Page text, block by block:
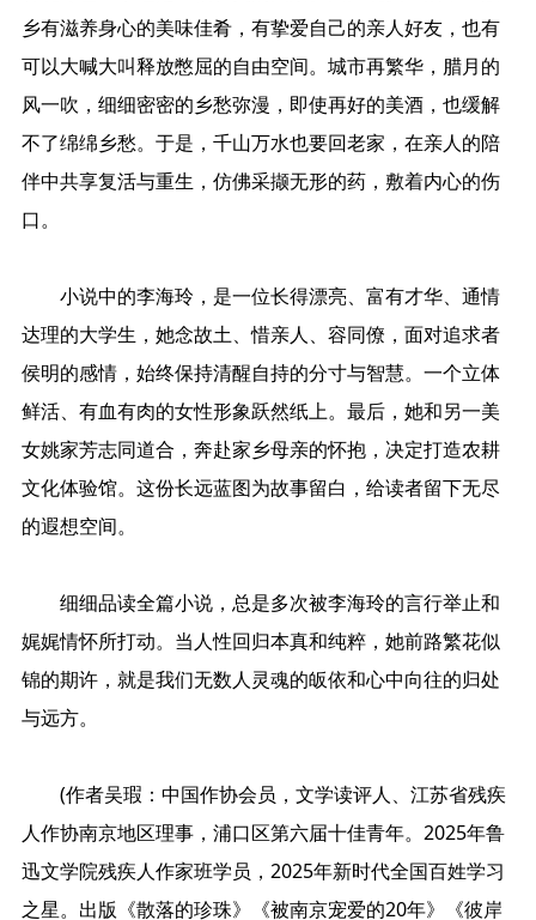
乡有滋养身心的美味佳肴，有挚爱自己的亲人好友，也有
可以大喊大叫释放憋屈的自由空间。城市再繁华，腊月的
风一吹，细细密密的乡愁弥漫，即使再好的美酒，也缓解
不了绵绵乡愁。于是，千山万水也要回老家，在亲人的陪
伴中共享复活与重生，仿佛采撷无形的药，敷着内心的伤
口。
小说中的李海玲，是一位长得漂亮、富有才华、通情
达理的大学生，她念故土、惜亲人、容同僚，面对追求者
侯明的感情，始终保持清醒自持的分寸与智慧。一个立体
鲜活、有血有肉的女性形象跃然纸上。最后，她和另一美
女姚家芳志同道合，奔赴家乡母亲的怀抱，决定打造农耕
文化体验馆。这份长远蓝图为故事留白，给读者留下无尽
的遐想空间。
细细品读全篇小说，总是多次被李海玲的言行举止和
娓娓情怀所打动。当人性回归本真和纯粹，她前路繁花似
锦的期许，就是我们无数人灵魂的皈依和心中向往的归处
与远方。
(作者吴瑕：中国作协会员，文学读评人、江苏省残疾
人作协南京地区理事，浦口区第六届十佳青年。2025年鲁
迅文学院残疾人作家班学员，2025年新时代全国百姓学习
之星。出版《散落的珍珠》《被南京宠爱的20年》《彼岸